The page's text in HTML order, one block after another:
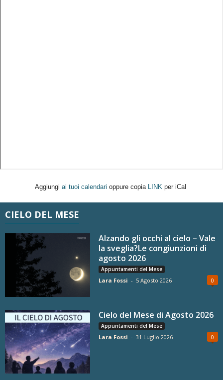
Aggiungi ai tuoi calendari oppure copia LINK per iCal
CIELO DEL MESE
Alzando gli occhi al cielo – Vale
la sveglia?Le congiunzioni di
agosto 2026
Appuntamenti del Mese
Lara Fossi - 5 Agosto 2026 0
Cielo del Mese di Agosto 2026
Appuntamenti del Mese
Lara Fossi - 31 Luglio 2026 0